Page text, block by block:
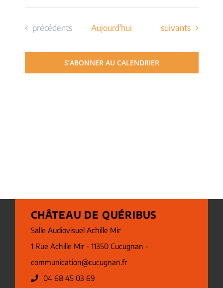
Évènements
précédents Aujourd'hui Évènements
suivants
S’ABONNER AU CALENDRIER
CHÂTEAU DE QUÉRIBUS
Salle Audiovisuel Achille Mir
1 Rue Achille Mir - 11350 Cucugnan -
communication@cucugnan.fr
04 68 45 03 69